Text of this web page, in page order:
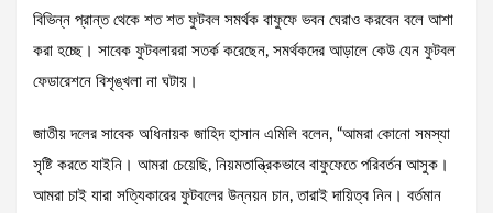
বিভিন্ন প্রান্ত থেকে শত শত ফুটবল সমর্থক বাফুফে ভবন ঘেরাও করবেন বলে আশা
করা হচ্ছে। সাবেক ফুটবলাররা সতর্ক করেছেন, সমর্থকদের আড়ালে কেউ যেন ফুটবল
ফেডারেশনে বিশৃঙ্খলা না ঘটায়।
জাতীয় দলের সাবেক অধিনায়ক জাহিদ হাসান এমিলি বলেন, “আমরা কোনো সমস্যা
সৃষ্টি করতে যাইনি। আমরা চেয়েছি, নিয়মতান্ত্রিকভাবে বাফুফেতে পরিবর্তন আসুক।
আমরা চাই যারা সত্যিকারের ফুটবলের উন্নয়ন চান, তারাই দায়িত্ব নিন। বর্তমান